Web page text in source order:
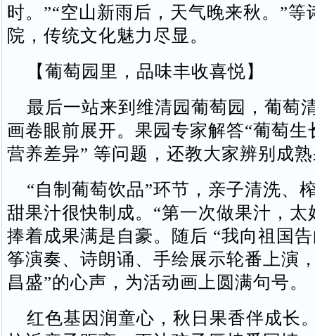
时。”“空山新雨后，天气晚来秋。”等
院，传统文化魅力尽显。​
【葡萄园里，品味丰收喜悦】​
最后一站来到维清园葡萄园，葡萄
画卷眼前展开。果园专家解答“葡萄生
营养差异” 等问题，还教大家辨别成
“自制葡萄饮品”环节，亲子清洗、
甜果汁很快制成。“第一次做果汁，太
捧着成果满是自豪。随后 “我向祖国
筝演奏、诗朗诵、手绘展示轮番上演
昌盛”的心声，为活动画上圆满句号。​
红色基因润童心，秋日果香伴成长